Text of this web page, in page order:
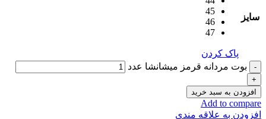
سایز
45
46
47
پاک کردن
بوت مردانه قرمز میشانشا عدد
افزودن به سبد خرید
Add to compare
افزودن به علاقه مندی